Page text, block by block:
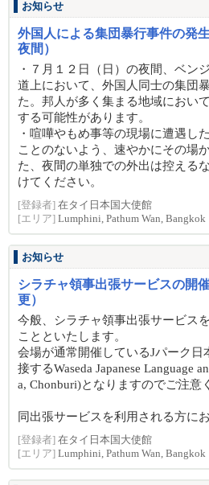
お知らせ
外国人による集団暴行事件の発
夜間）
・７月１２日（日）の夜間、ベン
道上において、外国人同士の集団
た。邦人が多く集まる地域におい
する可能性があります。
・喧嘩やもめ事等の現場に遭遇し
ことのないよう、速やかにその場
た、夜間の単独での外出は控える
けてください。
[登録者] 在タイ日本国大使館
[エリア] Lumphini, Pathum Wan, Bangkok
お知らせ
シラチャ領事出張サービスの開
更）
今般、シラチャ領事出張サービス
ことといたします。
会場が通常開催しているJパーク日
接するWaseda Japanese Language
a, Chonburi)となりますのでご注意
同出張サービスを利用される方に
[登録者] 在タイ日本国大使館
[エリア] Lumphini, Pathum Wan, Bangkok